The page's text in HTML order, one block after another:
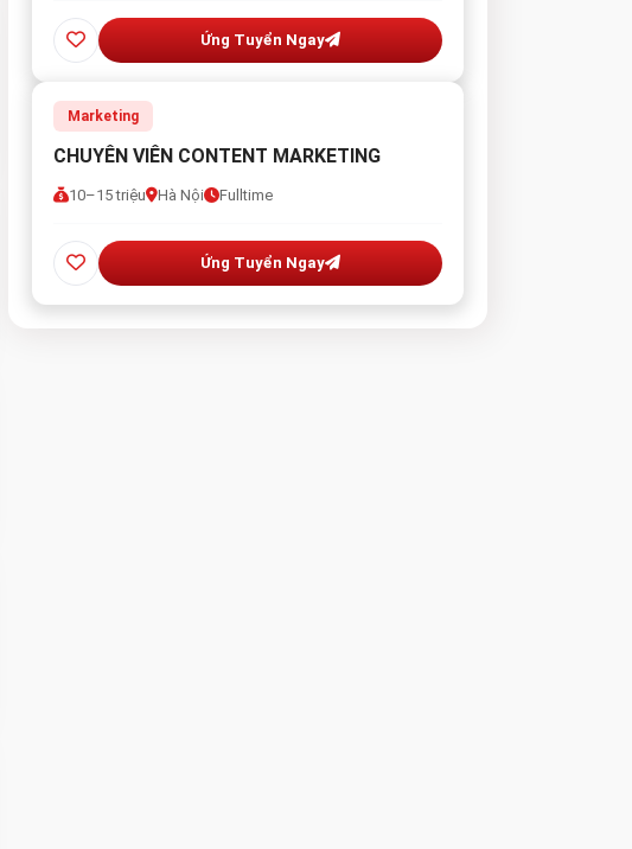
Ứng Tuyển Ngay
Marketing
CHUYÊN VIÊN CONTENT MARKETING
10–15 triệu Hà Nội Fulltime
Ứng Tuyển Ngay